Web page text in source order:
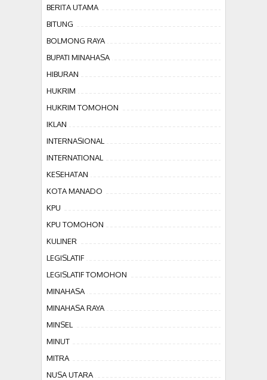
BERITA UTAMA
BITUNG
BOLMONG RAYA
BUPATI MINAHASA
HIBURAN
HUKRIM
HUKRIM TOMOHON
IKLAN
INTERNASIONAL
INTERNATIONAL
KESEHATAN
KOTA MANADO
KPU
KPU TOMOHON
KULINER
LEGISLATIF
LEGISLATIF TOMOHON
MINAHASA
MINAHASA RAYA
MINSEL
MINUT
MITRA
NUSA UTARA